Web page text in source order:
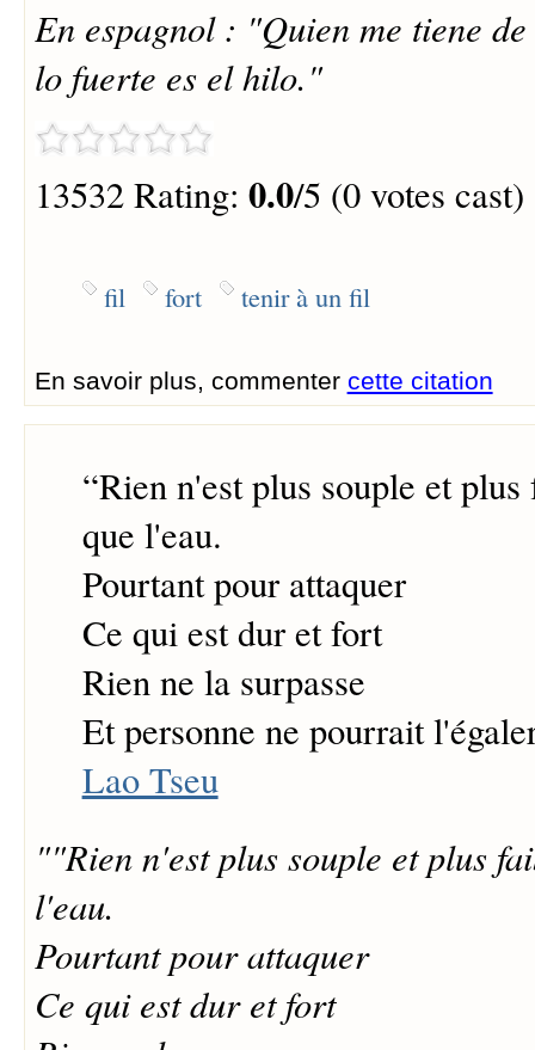
En espagnol : "Quien me tiene
lo fuerte es el hilo."
13532 Rating: 0.0/5 (0 votes cast)
fil fort tenir à un fil
En savoir plus, commenter cette citation
“Rien n'est plus souple et
que l'eau.
Pourtant pour attaquer
Ce qui est dur et fort
Rien ne la surpasse
Et personne ne pourrait
Lao Tseu
""Rien n'est plus souple et plus
l'eau.
Pourtant pour attaquer
Ce qui est dur et fort